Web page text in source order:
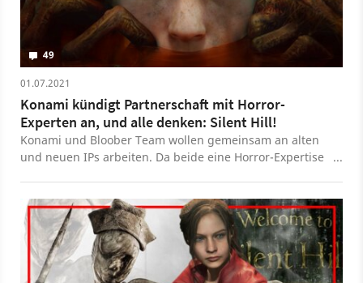
49
01.07.2021
Konami kündigt Partnerschaft mit Horror-
Experten an, und alle denken: Silent Hill!
Konami und Bloober Team wollen gemeinsam an alten
und neuen IPs arbeiten. Da beide eine Horror-Expertise